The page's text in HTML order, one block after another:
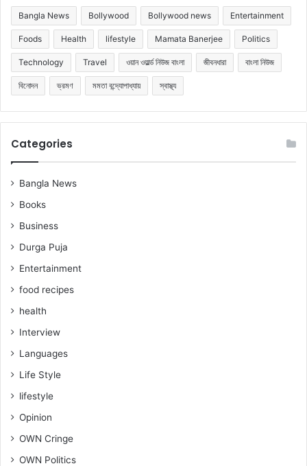
Bangla News Bollywood Bollywood news Entertainment
Foods Health lifestyle Mamata Banerjee Politics
Technology Travel ওয়ান ওয়ার্ল্ড নিউজ বাংলা জীবনধারা বাংলা নিউজ
বিনোদন ভ্রমণ মমতা বন্দ্যোপাধ্যায় স্বাস্থ্য
Categories
Bangla News
Books
Business
Durga Puja
Entertainment
food recipes
health
Interview
Languages
Life Style
lifestyle
Opinion
OWN Cringe
OWN Politics